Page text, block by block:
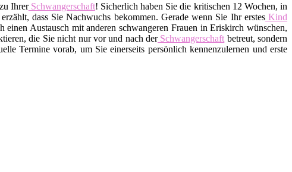
IhrerSchwangerschaft! Sicherlich haben Sie die kritischen 12 Wochen, in
dass Sie Nachwuchs bekommen. Gerade wenn Sie Ihr erstesKind
Austausch mit anderen schwangeren Frauen in Eriskirch wünschen,
die Sie nicht nur vor und nach derSchwangerschaft betreut, sondern
Termine vorab, um Sie einerseits persönlich kennenzulernen und erste